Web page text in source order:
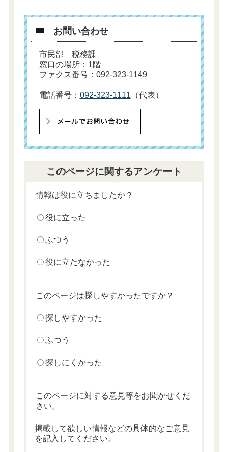
お問い合わせ
市民部 税務課
窓口の場所：1階
ファクス番号：092-323-1149
電話番号： 092-323-1111 （代表）
このページに関するアンケート
情報は役に立ちましたか？
役に立った
ふつう
役に立たなかった
このページは探しやすかったですか？
探しやすかった
ふつう
探しにくかった
このページに対する意見等をお聞かせくだ
さい。
掲載して欲しい情報などの具体的なご意見
を記入してください。